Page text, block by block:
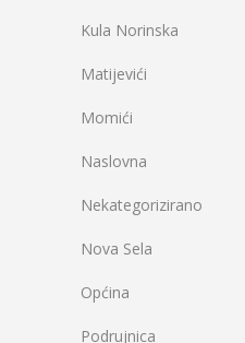
Kula Norinska
Matijevići
Momići
Naslovna
Nekategorizirano
Nova Sela
Općina
Podrujnica